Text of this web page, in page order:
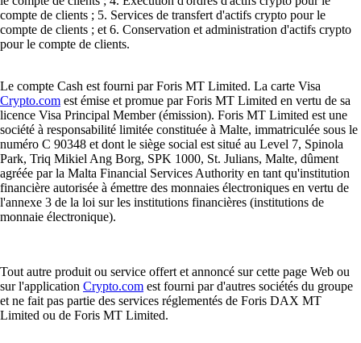
compte de clients ; 5. Services de transfert d'actifs crypto pour le
compte de clients ; et 6. Conservation et administration d'actifs crypto
pour le compte de clients.
Le compte Cash est fourni par Foris MT Limited. La carte Visa
Crypto.com est émise et promue par Foris MT Limited en vertu de sa
licence Visa Principal Member (émission). Foris MT Limited est une
société à responsabilité limitée constituée à Malte, immatriculée sous le
numéro C 90348 et dont le siège social est situé au Level 7, Spinola
Park, Triq Mikiel Ang Borg, SPK 1000, St. Julians, Malte, dûment
agréée par la Malta Financial Services Authority en tant qu'institution
financière autorisée à émettre des monnaies électroniques en vertu de
l'annexe 3 de la loi sur les institutions financières (institutions de
monnaie électronique).
Tout autre produit ou service offert et annoncé sur cette page Web ou
sur l'application Crypto.com est fourni par d'autres sociétés du groupe
et ne fait pas partie des services réglementés de Foris DAX MT
Limited ou de Foris MT Limited.